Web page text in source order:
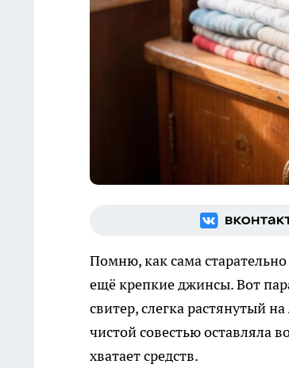
Помню, как сама
ещё крепкие джинсы. Вот
свитер, слегка растянутый
чистой совестью оставляла
хватает средств.